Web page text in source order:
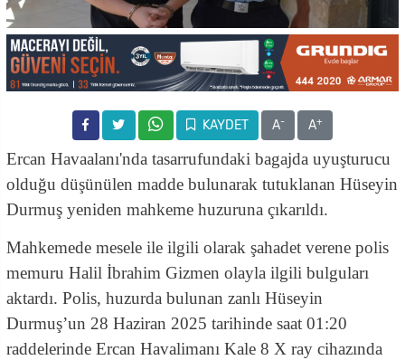
KAYDET A- A+
Ercan Havaalanı'nda tasarrufundaki bagajda uyuşturucu
olduğu düşünülen madde bulunarak tutuklanan Hüseyin
Durmuş yeniden mahkeme huzuruna çıkarıldı.
Mahkemede mesele ile ilgili olarak şahadet verene polis
memuru Halil İbrahim Gizmen olayla ilgili bulguları
aktardı. Polis, huzurda bulunan zanlı Hüseyin
Durmuş’un 28 Haziran 2025 tarihinde saat 01:20
raddelerinde Ercan Havalimanı Kale 8 X ray cihazında